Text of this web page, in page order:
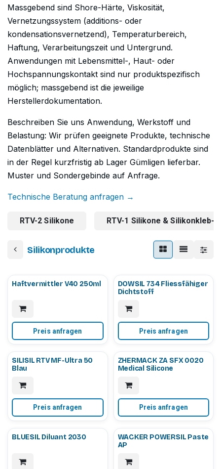
Massgebend sind Shore-Härte, Viskosität,
Vernetzungssystem (additions- oder
kondensationsvernetzend), Temperaturbereich,
Haftung, Verarbeitungszeit und Untergrund.
Anwendungen mit Lebensmittel-, Haut- oder
Hochspannungskontakt sind nur produktspezifisch
möglich; massgebend ist die jeweilige
Herstellerdokumentation.
Beschreiben Sie uns Anwendung, Werkstoff und
Belastung: Wir prüfen geeignete Produkte, technische
Datenblätter und Alternativen. Standardprodukte sind
in der Regel kurzfristig ab Lager Gümligen lieferbar.
Muster und Sondergebinde auf Anfrage.
Technische Beratung anfragen →
RTV-2 Silikone RTV-1 Silikone &
Silikonprodukte
Haftvermittler V40 250ml
Preis anfragen
DOWSIL 734 Fliessfähiger
Dichtstoff
Preis anfragen
SILISIL RTV MF-Ultra 50
Blau
Preis anfragen
ZHERMACK ZA SFX 0020
Medical Silicone
Preis anfragen
BLUESIL Diluant 2030
WACKER POWERSIL Paste
AP